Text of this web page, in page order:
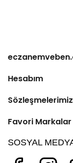
Hesabım
Sözleşmelerimiz
Favori Markalar
SOSYAL